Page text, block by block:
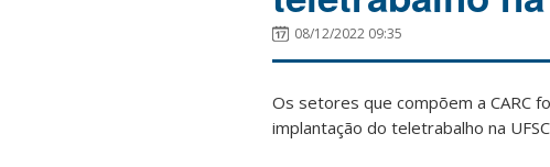
08/12/2022 09:35
Os setores que compõem a CARC
implantação do teletrabalho na